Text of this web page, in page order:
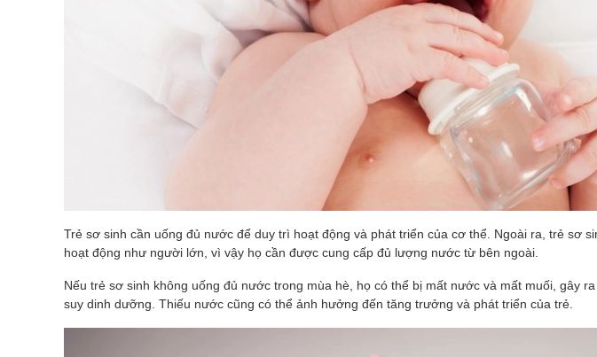
Trẻ sơ sinh cần uống đủ nước để duy trì hoạt động và phát triển của cơ thể. Ngoài ra, trẻ sơ
hoạt động như người lớn, vì vậy họ cần được cung cấp đủ lượng nước từ bên ngoài.
Nếu trẻ sơ sinh không uống đủ nước trong mùa hè, họ có thể bị mất nước và mất muối, gây
suy dinh dưỡng. Thiếu nước cũng có thể ảnh hưởng đến tăng trưởng và phát triển của trẻ.